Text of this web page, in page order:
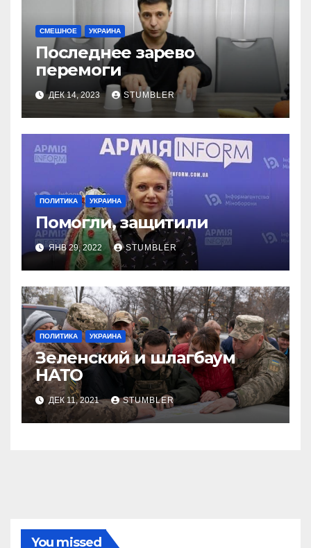
СМЕШНОЕ УКРАИНА
Последнее зарево
перемоги
ДЕК 14, 2023 STUMBLER
ПОЛИТИКА УКРАИНА
Помогли, защитили
ЯНВ 29, 2022 STUMBLER
ПОЛИТИКА УКРАИНА
Зеленский и шлагбаум
НАТО
ДЕК 11, 2021 STUMBLER
You missed